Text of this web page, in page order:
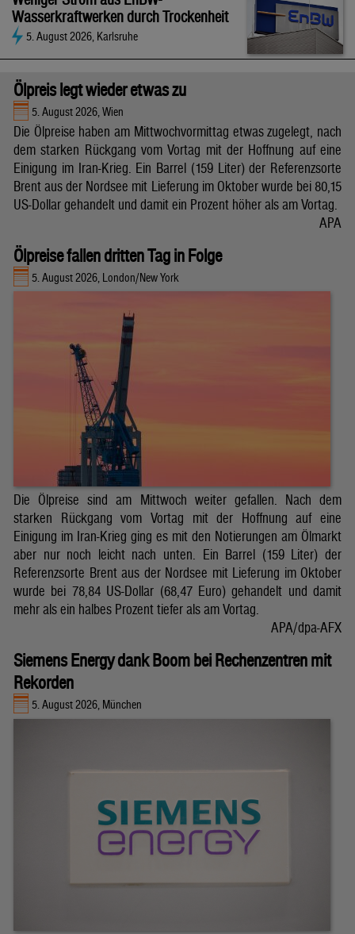
Wasserkraftwerken durch Trockenheit
5. August 2026, Karlsruhe
Ölpreis legt wieder etwas zu
5. August 2026, Wien
Die Ölpreise haben am Mittwochvormittag etwas zugelegt, nach
dem starken Rückgang vom Vortag mit der Hoffnung auf eine
Einigung im Iran-Krieg. Ein Barrel (159 Liter) der Referenzsorte
Brent aus der Nordsee mit Lieferung im Oktober wurde bei 80,15
US-Dollar gehandelt und damit ein Prozent höher als am Vortag.
APA
Ölpreise fallen dritten Tag in Folge
5. August 2026, London/New York
Die Ölpreise sind am Mittwoch weiter gefallen. Nach dem
starken Rückgang vom Vortag mit der Hoffnung auf eine
Einigung im Iran-Krieg ging es mit den Notierungen am Ölmarkt
aber nur noch leicht nach unten. Ein Barrel (159 Liter) der
Referenzsorte Brent aus der Nordsee mit Lieferung im Oktober
wurde bei 78,84 US-Dollar (68,47 Euro) gehandelt und damit
mehr als ein halbes Prozent tiefer als am Vortag.
APA/dpa-AFX
Siemens Energy dank Boom bei Rechenzentren mit
Rekorden
5. August 2026, München